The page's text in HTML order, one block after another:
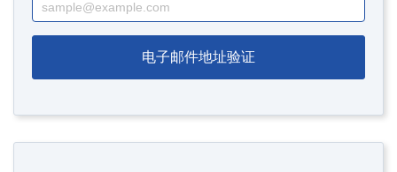
电子邮件地址验证